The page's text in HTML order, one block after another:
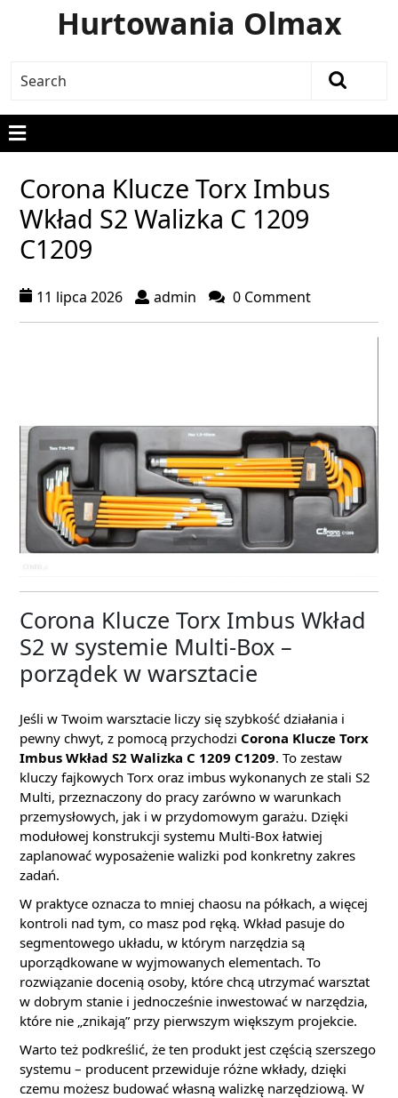
Hurtowania Olmax
Corona Klucze Torx Imbus
Wkład S2 Walizka C 1209
C1209
11 lipca 2026 admin 0 Comment
Corona Klucze Torx Imbus Wkład
S2 w systemie Multi-Box –
porządek w warsztacie
Jeśli w Twoim warsztacie liczy się szybkość działania i
pewny chwyt, z pomocą przychodzi Corona Klucze Torx
Imbus Wkład S2 Walizka C 1209 C1209. To zestaw
kluczy fajkowych Torx oraz imbus wykonanych ze stali S2
Multi, przeznaczony do pracy zarówno w warunkach
przemysłowych, jak i w przydomowym garażu. Dzięki
modułowej konstrukcji systemu Multi-Box łatwiej
zaplanować wyposażenie walizki pod konkretny zakres
zadań.
W praktyce oznacza to mniej chaosu na półkach, a więcej
kontroli nad tym, co masz pod ręką. Wkład pasuje do
segmentowego układu, w którym narzędzia są
uporządkowane w wyjmowanych elementach. To
rozwiązanie docenią osoby, które chcą utrzymać warsztat
w dobrym stanie i jednocześnie inwestować w narzędzia,
które nie „znikają” przy pierwszym większym projekcie.
Warto też podkreślić, że ten produkt jest częścią szerszego
systemu – producent przewiduje różne wkłady, dzięki
czemu możesz budować własną walizkę narzędziową. W